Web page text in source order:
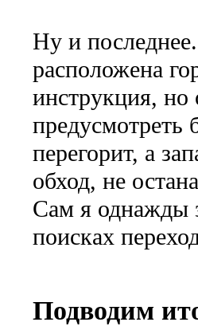
Ну и
расположена
инструкция, но
перегорит, а
обход, не
Сам я однажды
поисках
Подводим